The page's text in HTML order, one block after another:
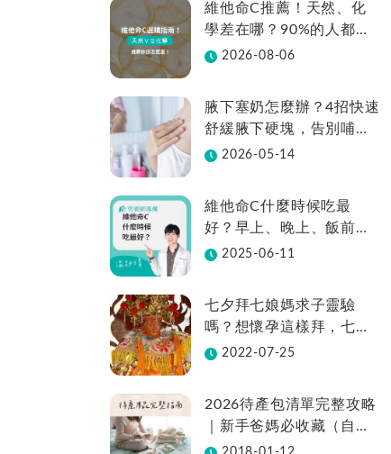
維他命C推薦！天然、化
學差在哪？90%的人都不
知道怎麼挑！帶你一次看
2026-08-06
腋下塞奶怎麼辦？4招快速
舒緩腋下硬塊，告別哺乳
疼痛2026-05-14
維他命C什麼時候吃最
好？早上、晚上、飯前、
飯後差在哪？
2025-06-11
七夕拜七娘媽求子靈驗
嗎？想懷孕這樣拜，七娘
媽拜法、供品、地點一次
2022-07-25
2026待產包清單完整攻略
｜新手爸媽必收藏（自然
產／剖腹產適用／表格免